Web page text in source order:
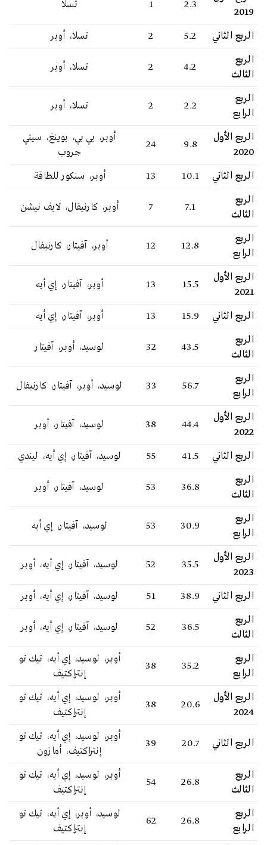
2019
2.3
1 تسلا
الربع الثاني 5.2
2
تسلا، أوبر
الربع
الثالث
4.2
2 تسلا، أوبر
الربع
الرابع
2.2
2 تسلا، أوبر
الربع الأول
2020
9.8
24
أوبر، بي بي، بوينغ، سيتي
جروب
الربع الثاني
10.1
13
أوبر، سنكور للطاقة
الربع
الثالث
7.1
7 أوبر، كارنيفال، لايف نيشن
الربع
الرابع
12.8
12 أوبر، آفيتار، كارنيفال
الربع الأول
2021
15.5
13 أوبر، آفيتار، إي أيه
الربع الثاني 15.9
13
أوبر، آفيتار، إي أيه
الربع
الثالث
43.5
32 لوسيد، أوبر، آفيتار
الربع
الرابع
56.7
33 لوسيد، أوبر، آفيتار، كارنيفال
الربع الأول
2022
44.4
38 لوسيد، آفيتار، أوبر
الربع الثاني 41.5
55
لوسيد، آفيتار، إي أيه، ليندي
الربع
الثالث
36.8
53 لوسيد، آفيتار، أوبر
الربع
الرابع
30.9
53 لوسيد، آفيتار، إي أيه
الربع الأول
2023
35.5
52 لوسيد، آفيتار، إي أيه، أوبر
الربع الثاني 38.9
51
لوسيد، آفيتار، إي أيه، أوبر
الربع
الثالث
36.5
52 لوسيد، آفيتار، إي أيه، أوبر
الربع
الرابع
35.2
38
أوبر، لوسيد، إي أيه، تيك تو
إنتراكتيف
الربع الأول
2024
20.6
38
أوبر، لوسيد، إي أيه، تيك تو
إنتراكتيف
الربع الثاني 20.7
39
أوبر، لوسيد، إي أيه، تيك تو
إنتراكتيف، أمازون
الربع
الثالث
26.8
54
أوبر، لوسيد، إي أيه، تيك تو
إنتراكتيف
الربع
الرابع
26.8
62
لوسيد، أوبر، إي أيه، تيك تو
إنتراكتيف